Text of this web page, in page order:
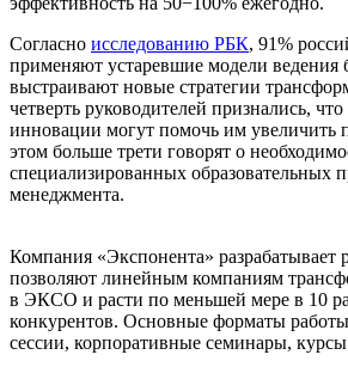
Согласно исследованию РБК, 91%
применяют устаревшие модели ведения
выстраивают новые стратегии
четверть руководителей признались,
инновации могут помочь им увеличить
этом больше трети говорят о
специализированных образовательных
менеджмента.
Компания «Экспонента» разрабатывает
позволяют линейным компаниям
в ЭКСО и расти по меньшей мере в 10
конкурентов. Основные форматы
сессии, корпоративные семинары,